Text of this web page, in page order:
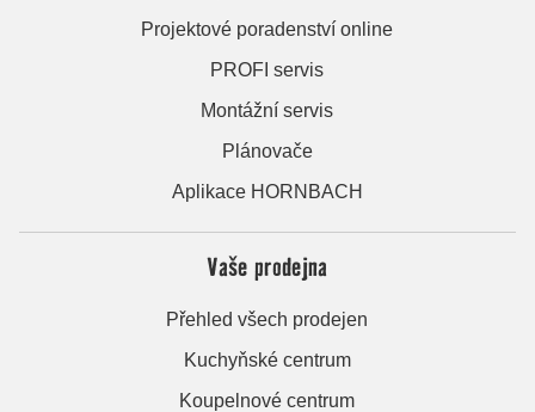
Projektové poradenství online
PROFI servis
Montážní servis
Plánovače
Aplikace HORNBACH
Vaše prodejna
Přehled všech prodejen
Kuchyňské centrum
Koupelnové centrum